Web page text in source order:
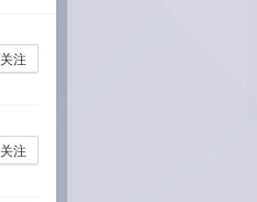
关注
关注